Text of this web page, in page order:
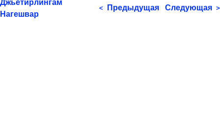
Джьётирлингам
Нагешвар
< Предыдущая Следующая >